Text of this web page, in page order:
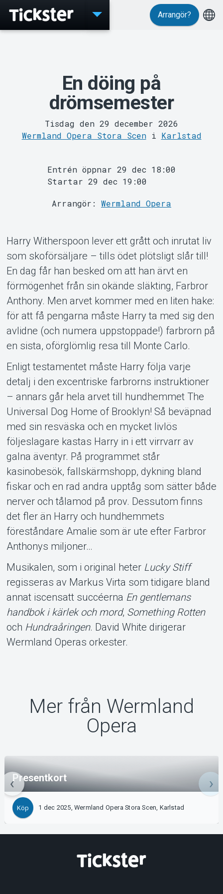
MyTickster
Support
Om Tickster
Arrangör?
En döing på
drömsemester
Tisdag den 29 december 2026
Wermland Opera Stora Sceni Karlstad
Entrén öppnar 29 dec 18:00
Startar 29 dec 19:00
Arrangör: Wermland Opera
Harry Witherspoon lever ett grått och inrutat liv
som skoförsäljare – tills ödet plötsligt slår till!
En dag får han besked om att han ärvt en
förmögenhet från sin okände släkting, Farbror
Anthony. Men arvet kommer med en liten hake:
för att få pengarna måste Harry ta med sig den
avlidne (och numera uppstoppade!) farbrorn på
en sista, oförglömlig resa till Monte Carlo.
Enligt testamentet måste Harry följa varje
detalj i den excentriske farbrorns instruktioner
– annars går hela arvet till hundhemmet The
Universal Dog Home of Brooklyn! Så beväpnad
med sin resväska och en mycket livlös
följeslagare kastas Harry in i ett virrvarr av
galna äventyr. På programmet står
kasinobesök, fallskärmshopp, dykning bland
fiskar och en rad andra upptåg som sätter både
nerver och tålamod på prov. Dessutom finns
det fler än Harry och hundhemmets
föreståndare Amalie som är ute efter Farbror
Anthonys miljoner…
Musikalen, som i original heter Lucky Stiff
regisseras av Markus Virta som tidigare bland
annat iscensatt succéerna En gentlemans
handbok i kärlek och mord, Something Rotten
och Hundraåringen. David White dirigerar
Wermland Operas orkester.
Mer från Wermland
Opera
Presentkort
Köp 1 dec 2025, Wermland Opera Stora Scen, Karlstad